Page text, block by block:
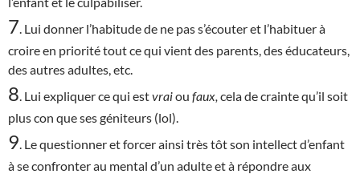
7 . Lui donner l’habitude de ne pas s’écouter et l’habituer à
croire en priorité tout ce qui vient des parents, des éducateurs,
des autres adultes, etc.
8 . Lui expliquer ce qui estvraiou faux, cela de crainte qu’il soit
plus con que ses géniteurs (lol).
9 . Le questionner et forcer ainsi très tôt son intellect d’enfant
à se confronter au mental d’un adulte et à répondre aux